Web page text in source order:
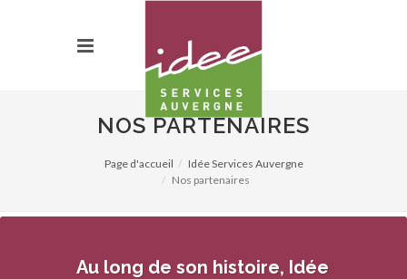
NOS PARTENAIRES
Page d'accueil
Idée Services Auvergne
Nos partenaires
Au long de son histoire, Idée